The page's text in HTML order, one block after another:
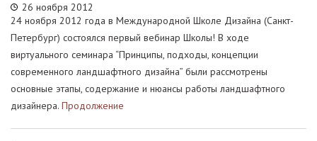
26 ноября 2012
24 ноября 2012 года в Международной Школе Дизайна (Санкт-
Петербург) состоялся первый вебинар Школы! В ходе
виртуального семинара “Принципы, подходы, концепции
современного ландшафтного дизайна” были рассмотрены
основные этапы, содержание и нюансы работы ландшафтного
дизайнера. Продолжение